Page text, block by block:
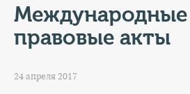
КОНТАКТЫ
ТАРИФЫ
ГЕРОИ Z
Международные
правовые акты
24 апреля 2017